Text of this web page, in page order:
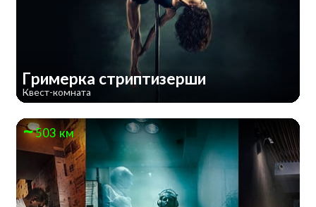
Гримерка стриптизерши
Квест-комната
503 км